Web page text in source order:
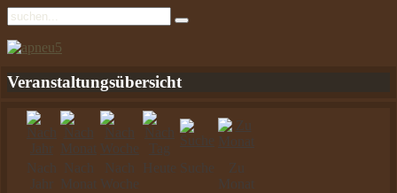
Veranstaltungsübersicht
Nach
Jahr
Nach
Monat
Nach
Woche
Heute Suche
Zu
Monat